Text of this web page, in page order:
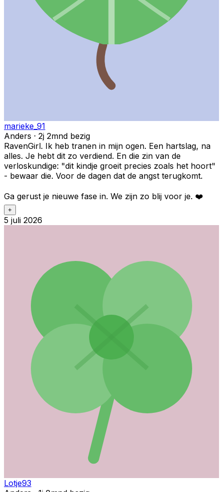
marieke_91
Anders · 2j 2mnd bezig
RavenGirl. Ik heb tranen in mijn ogen. Een hartslag, na
alles. Je hebt dit zo verdiend. En die zin van de
verloskundige: "dit kindje groeit precies zoals het hoort"
- bewaar die. Voor de dagen dat de angst terugkomt.
Ga gerust je nieuwe fase in. We zijn zo blij voor je. ❤️
+
5 juli 2026
Lotje93